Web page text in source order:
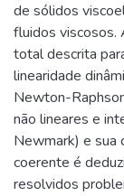
de sólidos
fluidos viscosos.
total descrita
linearidade
Newton-
não lineares e
Newmark) e sua
coerente é
resolvidos